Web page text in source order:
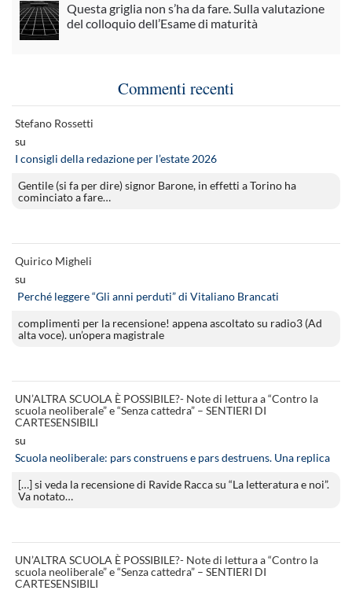
Questa griglia non s’ha da fare. Sulla valutazione
del colloquio dell’Esame di maturità
Commenti recenti
Stefano Rossetti
su
I consigli della redazione per l’estate 2026
Gentile (si fa per dire) signor Barone, in effetti a Torino ha
cominciato a fare…
Quirico Migheli
su
Perché leggere “Gli anni perduti” di Vitaliano Brancati
complimenti per la recensione! appena ascoltato su radio3 (Ad
alta voce). un’opera magistrale
UN’ALTRA SCUOLA È POSSIBILE?- Note di lettura a “Contro la
scuola neoliberale” e “Senza cattedra” – SENTIERI DI
CARTESENSIBILI
su
Scuola neoliberale: pars construens e pars destruens. Una replica
[…] si veda la recensione di Ravide Racca su “La letteratura e noi”.
Va notato…
UN’ALTRA SCUOLA È POSSIBILE?- Note di lettura a “Contro la
scuola neoliberale” e “Senza cattedra” – SENTIERI DI
CARTESENSIBILI